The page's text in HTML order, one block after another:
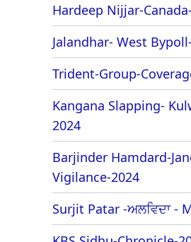
Hardeep Nijjar-
Jalandhar- West
Trident-Group-
Kangana Slapping-
2024
Barjinder Hamdard-
Vigilance-2024
Surjit Patar -ਅਲਵਿਦਾ -